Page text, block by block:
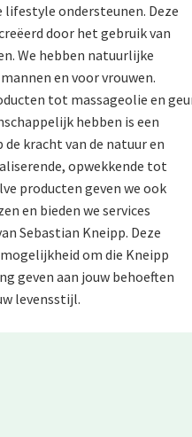
ondersteunen. Deze
door het gebruik van
We hebben natuurlijke
en voor vrouwen.
tot massageolie en
hebben is een
kracht van de natuur en
opwekkende tot
producten geven we ook
en bieden we services
Sebastian Kneipp. Deze
om die Kneipp
geven aan jouw behoeften
levensstijl.